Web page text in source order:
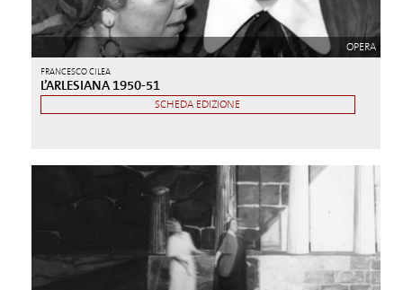
OPERA
FRANCESCO CILEA
L’ARLESIANA 1950-51
SCHEDA EDIZIONE